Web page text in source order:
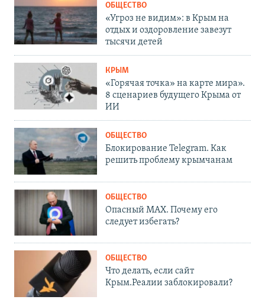
ОБЩЕСТВО
«Угроз не видим»: в Крым на
отдых и оздоровление завезут
тысячи детей
КРЫМ
«Горячая точка» на карте мира».
8 сценариев будущего Крыма от
ИИ
ОБЩЕСТВО
Блокирование Telegram. Как
решить проблему крымчанам
ОБЩЕСТВО
Опасный MAX. Почему его
следует избегать?
ОБЩЕСТВО
Что делать, если сайт
Крым.Реалии заблокировали?